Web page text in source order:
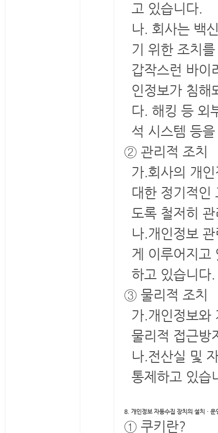
고 있습니다.
나. 회사는 백
기 위한 조치
갑작스런 바이
인정보가 침해
다. 해킹 등 외
석 시스템 등
② 관리적 조치
가.회사의 개
대한 정기적인
도록 철저히
나.개인정보
게 이루어지고
하고 있습니다.
③ 물리적 조치
가.개인정보와
물리적 접근방
나.전산실 및
통제하고 있습
8. 개인정보 자동수집 장치의 설치ㆍ운
① 쿠키란?